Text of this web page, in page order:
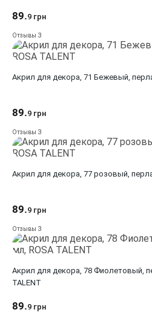
89.9 грн
Отзывы 3
Акрил для декора, 71 Бежевый,
89.9 грн
Отзывы 3
Акрил для декора, 77 розовый,
89.9 грн
Отзывы 3
Акрил для декора, 78 Фиолетовый,
TALENT
89.9 грн